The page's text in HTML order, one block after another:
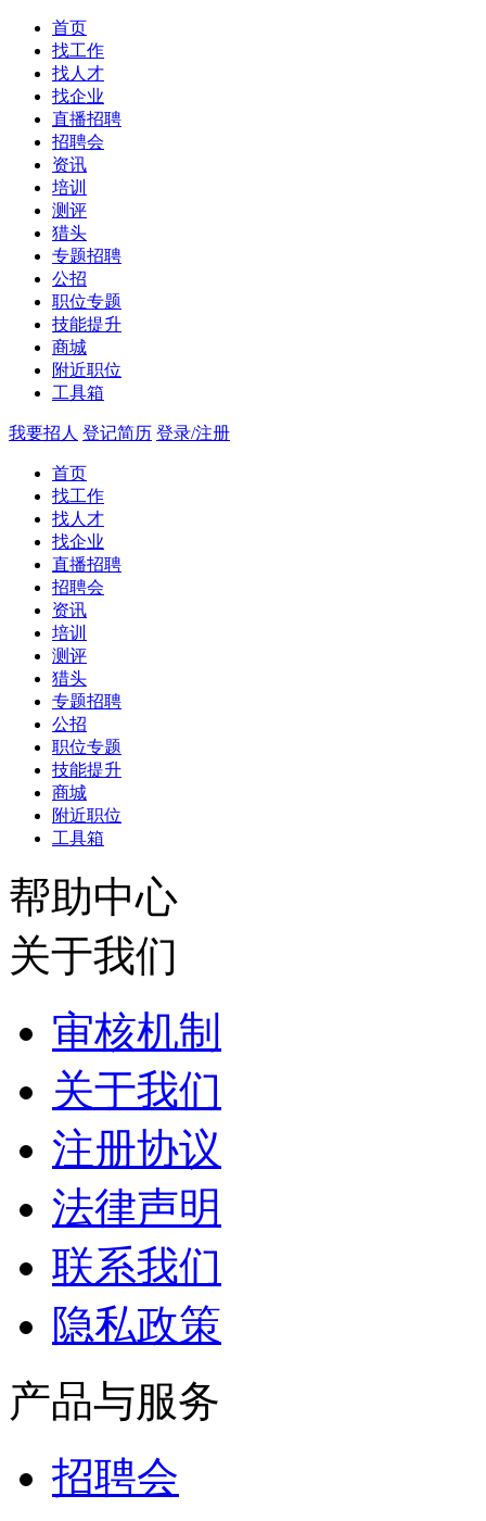
首页
找工作
找人才
找企业
直播招聘
招聘会
资讯
培训
测评
猎头
专题招聘
公招
职位专题
技能提升
商城
附近职位
工具箱
我要招人 登记简历 登录/注册
首页
找工作
找人才
找企业
直播招聘
招聘会
资讯
培训
测评
猎头
专题招聘
公招
职位专题
技能提升
商城
附近职位
工具箱
帮助中心
关于我们
审核机制
关于我们
注册协议
法律声明
联系我们
隐私政策
产品与服务
招聘会